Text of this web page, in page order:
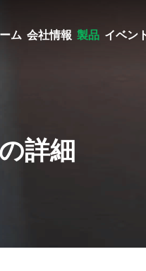
ム 会社情報 製品 イベン
詳細